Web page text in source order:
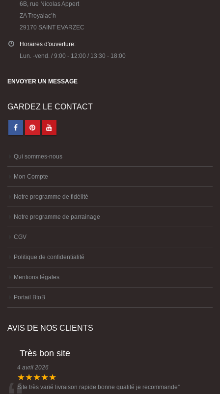
6B, rue Nicolas Appert
ZA Troyalac’h
29170 SAINT EVARZEC
Horaires d'ouverture:
Lun. -vend. / 9:00 - 12:00 / 13:30 - 18:00
ENVOYER UN MESSAGE
GARDEZ LE CONTACT
Qui sommes-nous
Mon Compte
Notre programme de fidélité
Notre programme de parrainage
CGV
Politique de confidentialité
Mentions légales
Portail BtoB
AVIS DE NOS CLIENTS
Très bon site
4 avril 2026
★★★★★
Site très varié livraison rapide bonne qualité je recommande”